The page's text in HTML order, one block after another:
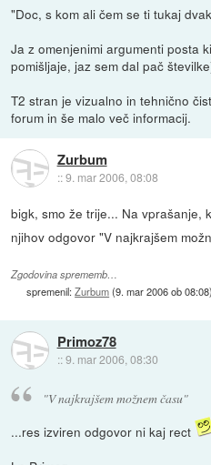
"Doc, s kom ali čem se ti tukaj
Ja z omenjenimi argumenti posta
pomišljaje, jaz sem dal pač
T2 stran je vizualno in tehnično
forum in še malo več informacij.
Zurbum
::9. mar 2006, 08:08
bigk, smo že trije... Na vprašanje,
njihov odgovor "V najkrajšem
Zgodovina sprememb…
spremenil:Zurbum(9. mar 2006 ob 08:08)
Primoz78
::9. mar 2006, 08:30
"V najkrajšem možnem času"
...res izviren odgovor ni kaj rect